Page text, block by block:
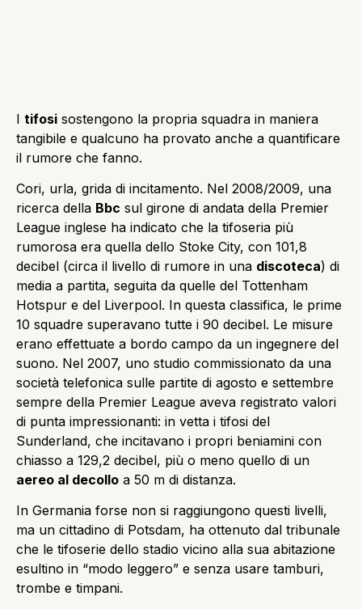
I tifosi sostengono la propria squadra in maniera
tangibile e qualcuno ha provato anche a quantificare
il rumore che fanno.
Cori, urla, grida di incitamento. Nel 2008/2009, una
ricerca della Bbc sul girone di andata della Premier
League inglese ha indicato che la tifoseria più
rumorosa era quella dello Stoke City, con 101,8
decibel (circa il livello di rumore in una discoteca) di
media a partita, seguita da quelle del Tottenham
Hotspur e del Liverpool. In questa classifica, le prime
10 squadre superavano tutte i 90 decibel. Le misure
erano effettuate a bordo campo da un ingegnere del
suono. Nel 2007, uno studio commissionato da una
società telefonica sulle partite di agosto e settembre
sempre della Premier League aveva registrato valori
di punta impressionanti: in vetta i tifosi del
Sunderland, che incitavano i propri beniamini con
chiasso a 129,2 decibel, più o meno quello di un
aereo al decollo a 50 m di distanza.
In Germania forse non si raggiungono questi livelli,
ma un cittadino di Potsdam, ha ottenuto dal tribunale
che le tifoserie dello stadio vicino alla sua abitazione
esultino in “modo leggero” e senza usare tamburi,
trombe e timpani.